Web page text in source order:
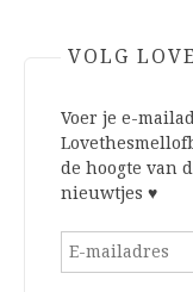
VOLG
Voer je e-
de hoogte van
nieuwtjes ♥
E-